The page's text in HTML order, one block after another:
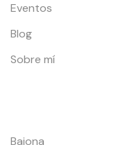
Eventos
Blog
Sobre mí
Baiona